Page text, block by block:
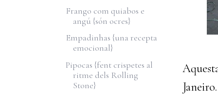
Frango com quiabos e
angú {són ocres}
Empadinhas {una recepta
emocional}
Pipocas {fent crispetes al
ritme dels Rolling
Stone}